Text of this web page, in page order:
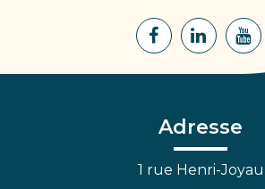
Lien
Facebook
Lien
Lien
Adresse
1 rue Henri-Joyau